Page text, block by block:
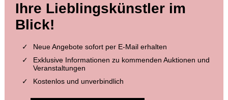
Ihre Lieblingskünstler im
Blick!
Neue Angebote sofort per E-Mail erhalten
Exklusive Informationen zu kommenden Auktionen und
Veranstaltungen
Kostenlos und unverbindlich